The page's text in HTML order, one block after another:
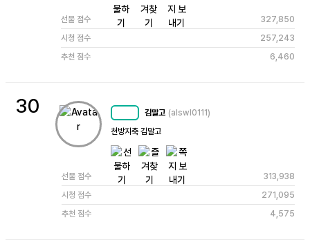
선물 점수
327,850
시청 점수
257,243
추천 점수
6,460
30 김말고 (alswl0111)
천방지축 김말고
선물 점수
313,938
시청 점수
271,095
추천 점수
4,575